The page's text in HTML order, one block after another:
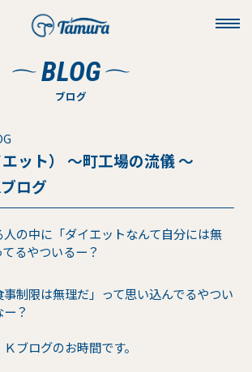
BLOG
ブログ
ット） ～町工場の流儀 ～
グ
の中に「ダイエットなんて自分には無
るやついるー？
事制限は無理だ」って思い込んでるやつい
？
ブログのお時間です。